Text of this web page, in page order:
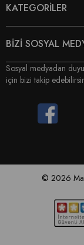
KATEGORİLER
BİZİ SOSYAL
Sosyal medyadan
için bizi takip
© 2026